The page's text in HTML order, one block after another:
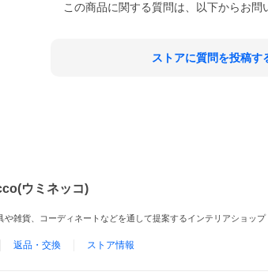
この商品に関する質問は、以下からお問
ストアに質問を投稿す
ウミネッコ)
や雑貨、コーディネートなどを通して提案するインテリアショップ
返品・交換 ストア情報